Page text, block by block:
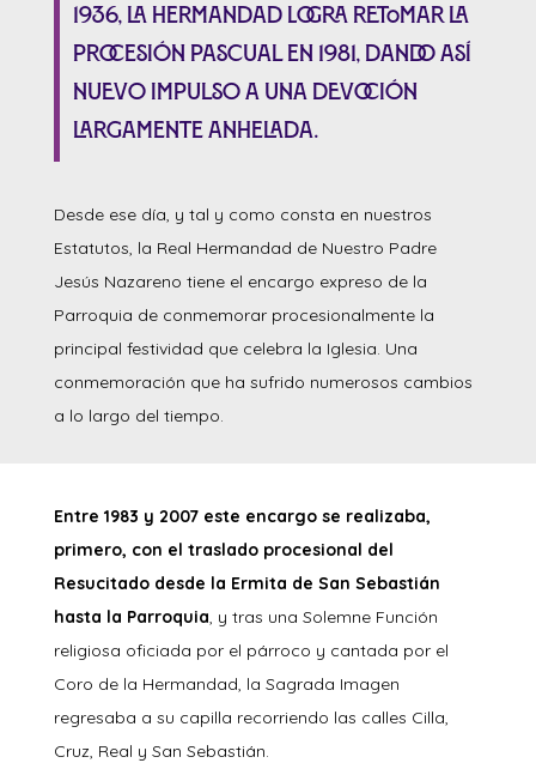
1936, la Hermandad logra retomar la
procesión pascual en 1981, dando así
nuevo impulso a una devoción
largamente anhelada.
Desde ese día, y tal y como consta en nuestros
Estatutos, la Real Hermandad de Nuestro Padre
Jesús Nazareno tiene el encargo expreso de la
Parroquia de conmemorar procesionalmente la
principal festividad que celebra la Iglesia. Una
conmemoración que ha sufrido numerosos cambios
a lo largo del tiempo.
Entre 1983 y 2007 este encargo se realizaba,
primero, con el traslado procesional del
Resucitado desde la Ermita de San Sebastián
hasta la Parroquia , y tras una Solemne Función
religiosa oficiada por el párroco y cantada por el
Coro de la Hermandad, la Sagrada Imagen
regresaba a su capilla recorriendo las calles Cilla,
Cruz, Real y San Sebastián.